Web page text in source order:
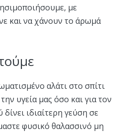
με
και να χάνουν το άρωμά
αλάτι στο σπίτι
υγεία μας όσο και για τον
ιδιαίτερη γεύση σε
φυσικό θαλασσινό μη